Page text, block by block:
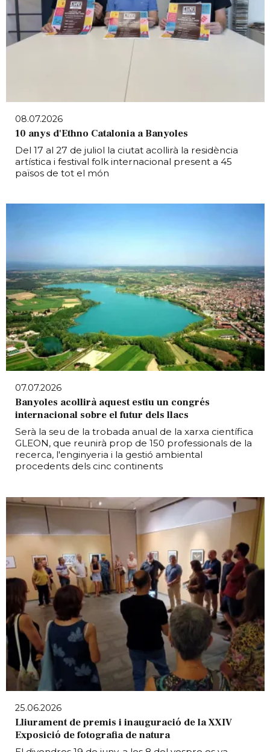
08.07.2026
10 anys d'Ethno Catalonia a Banyoles
Del 17 al 27 de juliol la ciutat acollirà la residència
artística i festival folk internacional present a 45
països de tot el món
07.07.2026
Banyoles acollirà aquest estiu un congrés
internacional sobre el futur dels llacs
Serà la seu de la trobada anual de la xarxa científica
GLEON, que reunirà prop de 150 professionals de la
recerca, l'enginyeria i la gestió ambiental
procedents dels cinc continents
25.06.2026
Lliurament de premis i inauguració de la XXIV
Exposició de fotografia de natura